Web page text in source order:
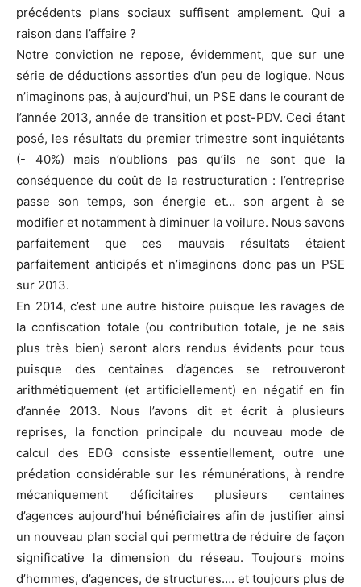
précédents plans sociaux suffisent amplement. Qui a
raison dans l’affaire ?
Notre conviction ne repose, évidemment, que sur une
série de déductions assorties d’un peu de logique. Nous
n’imaginons pas, à aujourd’hui, un PSE dans le courant de
l’année 2013, année de transition et post-PDV. Ceci étant
posé, les résultats du premier trimestre sont inquiétants
(- 40%) mais n’oublions pas qu’ils ne sont que la
conséquence du coût de la restructuration : l’entreprise
passe son temps, son énergie et… son argent à se
modifier et notamment à diminuer la voilure. Nous savons
parfaitement que ces mauvais résultats étaient
parfaitement anticipés et n’imaginons donc pas un PSE
sur 2013.
En 2014, c’est une autre histoire puisque les ravages de
la confiscation totale (ou contribution totale, je ne sais
plus très bien) seront alors rendus évidents pour tous
puisque des centaines d’agences se retrouveront
arithmétiquement (et artificiellement) en négatif en fin
d’année 2013. Nous l’avons dit et écrit à plusieurs
reprises, la fonction principale du nouveau mode de
calcul des EDG consiste essentiellement, outre une
prédation considérable sur les rémunérations, à rendre
mécaniquement déficitaires plusieurs centaines
d’agences aujourd’hui bénéficiaires afin de justifier ainsi
un nouveau plan social qui permettra de réduire de façon
significative la dimension du réseau. Toujours moins
d’hommes, d’agences, de structures…. et toujours plus de